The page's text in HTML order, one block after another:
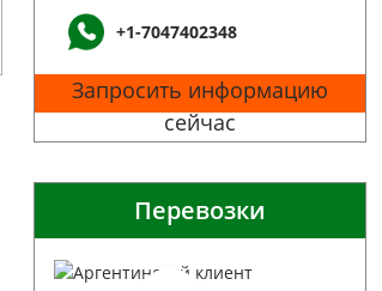
+1-7047402348
Запросить информацию
сейчас
Перевозки